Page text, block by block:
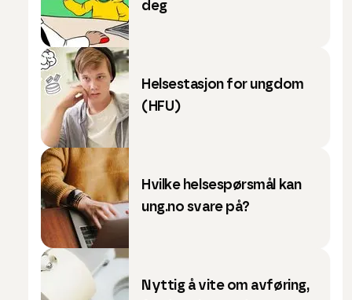
deg
Helsestasjon for ungdom
(HFU)
Hvilke helsespørsmål kan
ung.no svare på?
Nyttig å vite om avføring,